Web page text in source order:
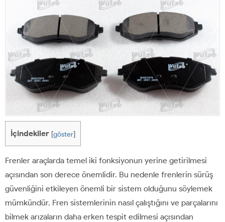
İçindekiler [göster]
Frenler araçlarda temel iki fonksiyonun yerine getirilmesi
açısından son derece önemlidir. Bu nedenle frenlerin sürüş
güvenliğini etkileyen önemli bir sistem olduğunu söylemek
mümkündür. Fren sistemlerinin nasıl çalıştığını ve parçalarını
bilmek arızaların daha erken tespit edilmesi açısından